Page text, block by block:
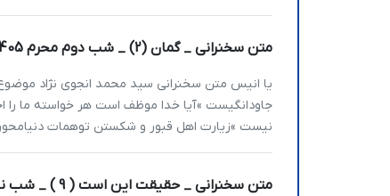
متن سخنرانی _ گمان (2) _ شب دوم محرم 1405
جاودانگیست »آیا خدا موظف است هر خواسته ما
نیست »زیارت اهل قبور و شکستن توهمات
متن سخنرانی _ حقیقت این است ( 9 ) _ شب نهم دهه محرم 1401